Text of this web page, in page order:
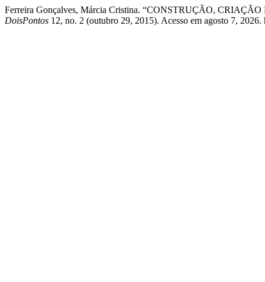
Ferreira Gonçalves, Márcia Cristina. “CONSTRUÇÃO,
DoisPontos 12, no. 2 (outubro 29, 2015). Acesso em agosto 7,